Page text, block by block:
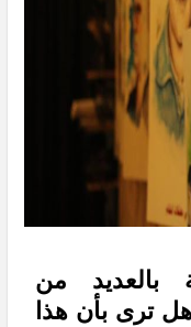
بالعديد من
ترى بأن هذا